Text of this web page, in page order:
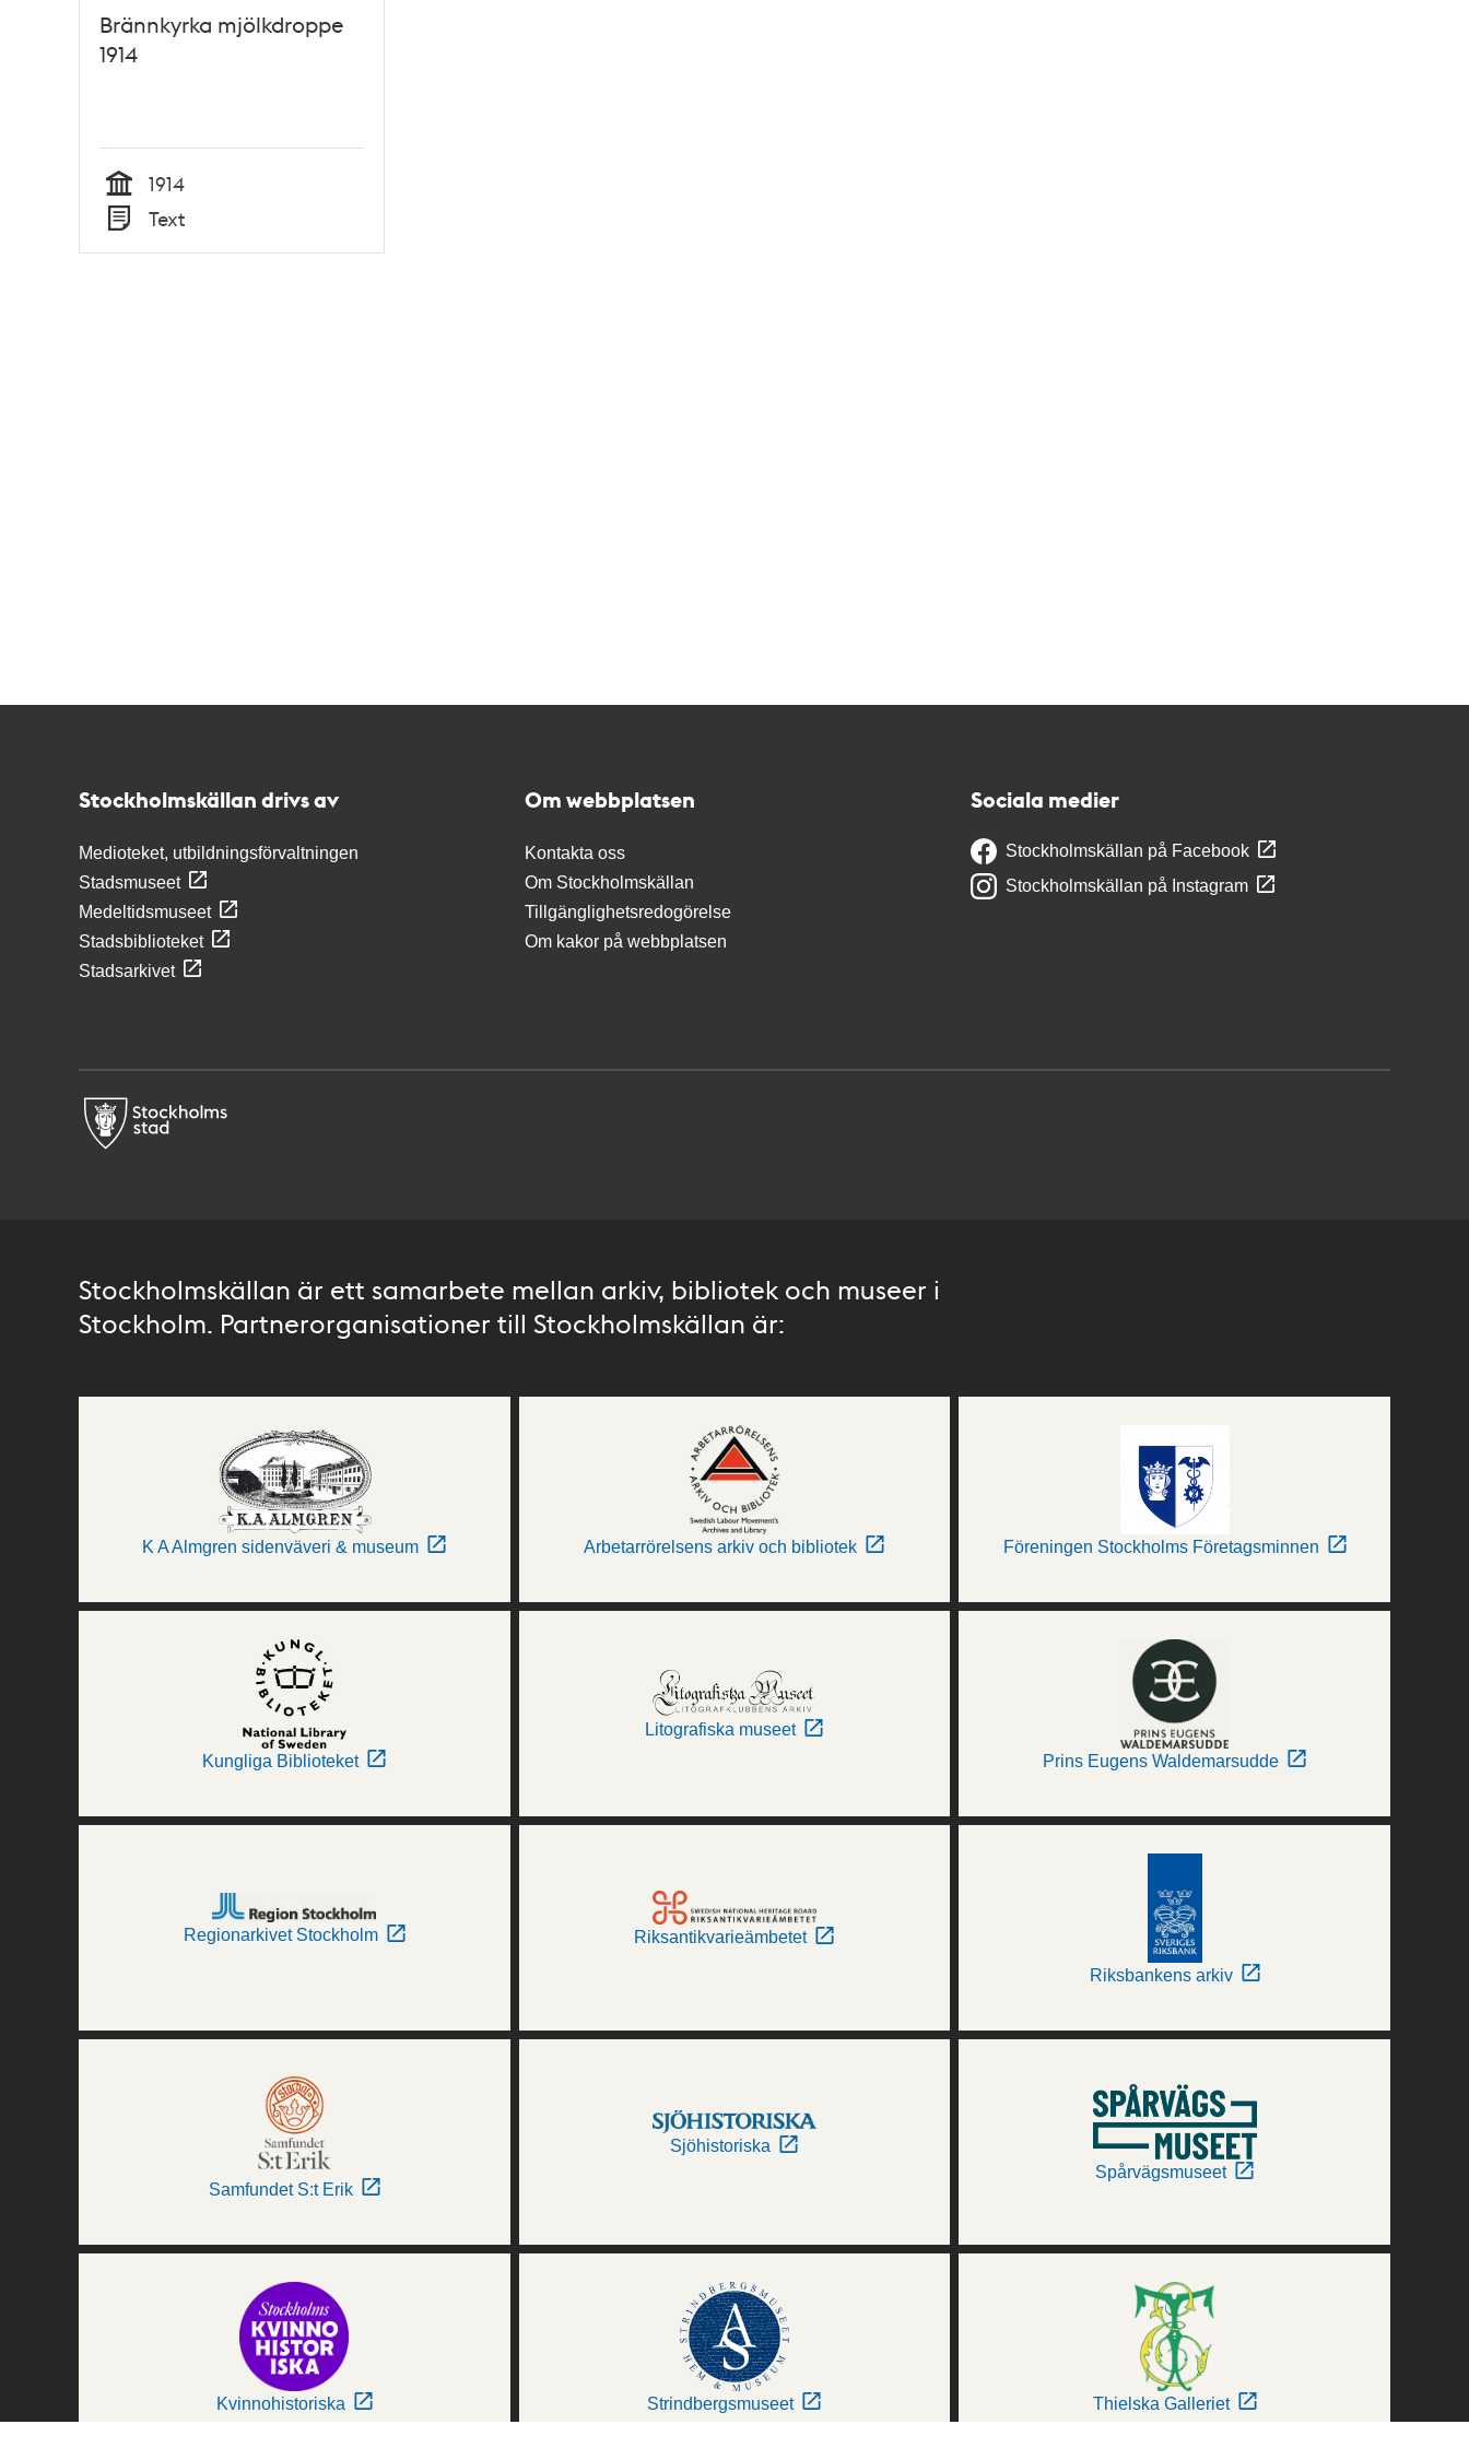
Brännkyrka mjölkdroppe
1914
Tid
1914
Typ
Text
Stockholmskällan drivs av
Medioteket, utbildningsförvaltningen
Stadsmuseet
Medeltidsmuseet
Stadsbiblioteket
Stadsarkivet
Om webbplatsen
Kontakta oss
Om Stockholmskällan
Tillgänglighetsredogörelse
Om kakor på webbplatsen
Sociala medier
Stockholmskällan på Facebook
Stockholmskällan på Instagram
Stockholmskällan är ett samarbete mellan arkiv, bibliotek och museer i
Stockholm. Partnerorganisationer till Stockholmskällan är:
K A Almgren sidenväveri & museum Arbetarrörelsens arkiv och bibliotek Föreningen Stockholms Företagsminnen
Kungliga Biblioteket
Litografiska museet
Prins Eugens Waldemarsudde
Regionarkivet Stockholm Riksantikvarieämbetet
Riksbankens arkiv
Samfundet S:t Erik
Sjöhistoriska
Spårvägsmuseet
Kvinnohistoriska Strindbergsmuseet Thielska Galleriet